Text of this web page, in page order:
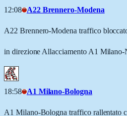
12:08 A22 Brennero-Modena
A22 Brennero-Modena traffico
in direzione Allacciamento A1 Milano-
18:58 A1 Milano-Bologna
A1 Milano-Bologna traffico rallentato